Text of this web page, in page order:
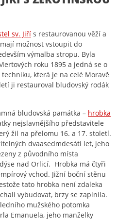
sv. Jiří s restaurovanou věží a
možnost vstoupit do
výmalba stropu. Byla
roku 1895 a jedná se o
která je na celé Moravě
ji restauroval bludovský rodák
bludovská památka – hrobka
nejslavnějšího představitele
žil na přelomu 16. a 17. století.
dvaasedmdesáti let, jeho
z původního místa
nad Orlicí. Hrobka má čtyři
vchod. Jižní boční stěnu
tato hrobka není zdaleka
vybudovat, brzy se zaplnila.
mužského potomka
Emanuela, jeho manželky